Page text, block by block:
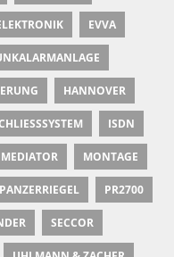
EVVA
HANNOVER
ISDN
MEDIATOR MONTAGE
PANZERRIEGEL PR2700
SECCOR